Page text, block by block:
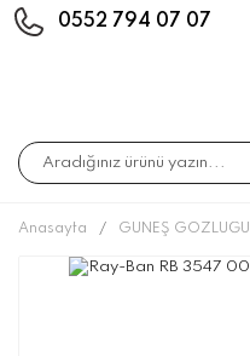
0552 794 07 07
Anasayfa GÜNEŞ GÖZLÜĞÜ